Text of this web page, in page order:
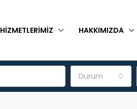
HIZMETLERIMIZ HAKKIMIZDA
Durum